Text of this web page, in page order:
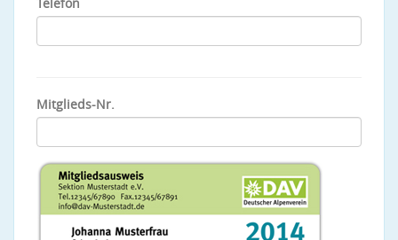
Mitglieds-Nr.